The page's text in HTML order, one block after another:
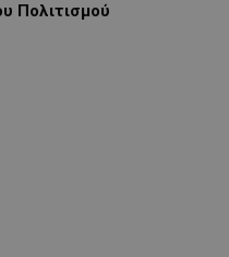
Πολιτισμού